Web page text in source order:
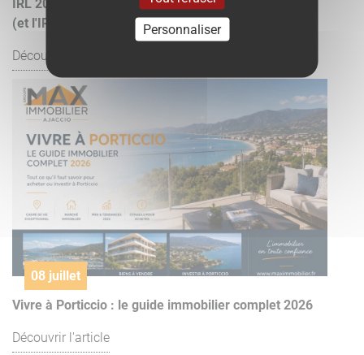
IRL 2026 : le dernier indice de référence des loyers
(et l'IRL Corse)
Découvrir l'article
08 juillet
Vivre à Porticcio : le guide immobilier complet 2026
Découvrir l'article
Personnaliser